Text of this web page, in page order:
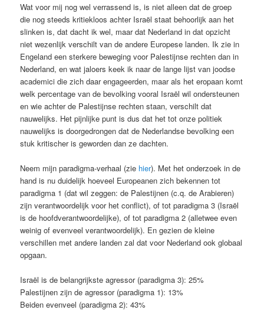
Wat voor mij nog wel verrassend is, is niet alleen dat de groep
die nog steeds kritiekloos achter Israël staat behoorlijk aan het
slinken is, dat dacht ik wel, maar dat Nederland in dat opzicht
niet wezenlijk verschilt van de andere Europese landen. Ik zie in
Engeland een sterkere beweging voor Palestijnse rechten dan in
Nederland, en wat jaloers keek ik naar de lange lijst van joodse
academici die zich daar engageerden, maar als het eropaan komt
welk percentage van de bevolking vooral Israël wil ondersteunen
en wie achter de Palestijnse rechten staan, verschilt dat
nauwelijks. Het pijnlijke punt is dus dat het tot onze politiek
nauwelijks is doorgedrongen dat de Nederlandse bevolking een
stuk kritischer is geworden dan ze dachten.
Neem mijn paradigma-verhaal (zie hier). Met het onderzoek in de
hand is nu duidelijk hoeveel Europeanen zich bekennen tot
paradigma 1 (dat wil zeggen: de Palestijnen (c.q. de Arabieren)
zijn verantwoordelijk voor het conflict), of tot paradigma 3 (Israël
is de hoofdverantwoordelijke), of tot paradigma 2 (alletwee even
weinig of evenveel verantwoordelijk). En gezien de kleine
verschillen met andere landen zal dat voor Nederland ook globaal
opgaan.
Israël is de belangrijkste agressor (paradigma 3): 25%
Palestijnen zijn de agressor (paradigma 1): 13%
Beiden evenveel (paradigma 2): 43%